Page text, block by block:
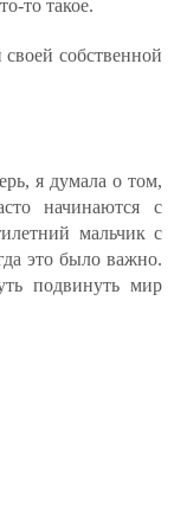
то такое.
собственной
я думала о том,
начинаются с
мальчик с
это было важно.
подвинуть мир